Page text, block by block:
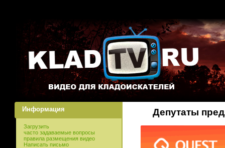
Информация
Загрузить
часто задаваемые вопросы
правила размещения видео
Написать письмо
Депутаты